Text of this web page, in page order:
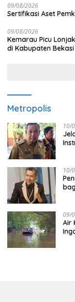
09/08/2026
Sertifikasi Aset
09/08/2026
Kemarau Picu
di Kabupaten Bekasi
Metropolis
10/
10/
09/
Air